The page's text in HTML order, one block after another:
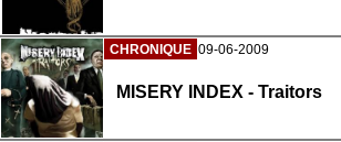
CHRONIQUE 09-06-2009
MISERY INDEX - Traitors